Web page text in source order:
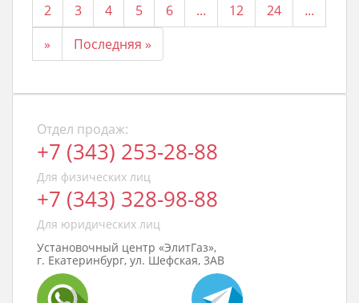
2
3 4 5 6 ... 12 24
...
»
Последняя »
Отдел продаж:
+7 (343) 253-28-88
Для физических лиц
+7 (343) 328-98-88
Для юридических лиц
Установочный центр «ЭлитГаз»,
г. Екатеринбург, ул. Шефская, 3АВ